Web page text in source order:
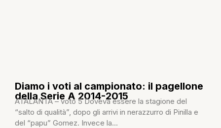
Diamo i voti al campionato: il pagellone
della Serie A 2014-2015
ATALANTA – voto 5 Doveva essere la stagione del
“salto di qualità”, dopo gli arrivi in nerazzurro di Pinilla e
del “papu” Gomez. Invece la...